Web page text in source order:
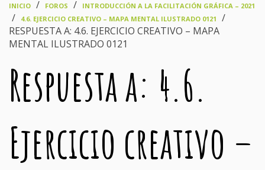
INICIO FOROS INTRODUCCIÓN A LA FACILITACIÓN GRÁFICA – 2021
4.6. EJERCICIO CREATIVO – MAPA MENTAL ILUSTRADO 0121
RESPUESTA A: 4.6. EJERCICIO CREATIVO – MAPA
MENTAL ILUSTRADO 0121
Respuesta a: 4.6.
Ejercicio creativo –